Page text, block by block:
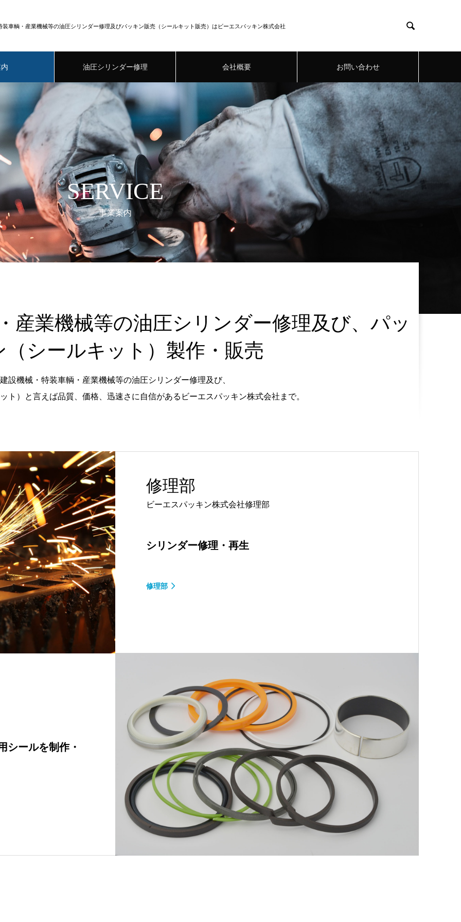
装車輌・産業機械等の油圧シリンダー修理及びパッキン販売（シールキット販売）はビーエスパッキン株式会社 
油圧シリンダー修理 会社概要 お問い合わせ
SERVICE
事業案内
産業機械等の油圧シリンダー修理及び、パッ
（シールキット）製作・販売
建設機械・特装車輌・産業機械等の油圧シリンダー修理及び、
ト）と言えば品質、価格、迅速さに自信があるビーエスパッキン株式会社まで。
修理部
ビーエスパッキン株式会社修理部
シリンダー修理・再生
修理部
シールを制作・